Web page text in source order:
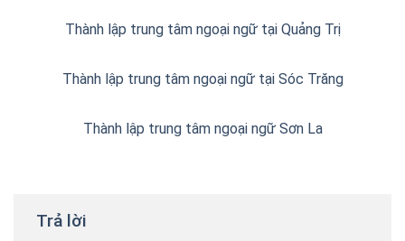
Thành lập trung tâm ngoại ngữ tại Quảng Trị
Thành lập trung tâm ngoại ngữ tại Sóc Trăng
Thành lập trung tâm ngoại ngữ Sơn La
Trả lời